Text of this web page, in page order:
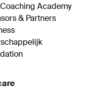
Academy
& Partners